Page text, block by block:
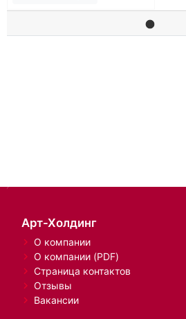
Арт-Холдинг
О компании
О компании (PDF)
Страница контактов
Отзывы
Вакансии